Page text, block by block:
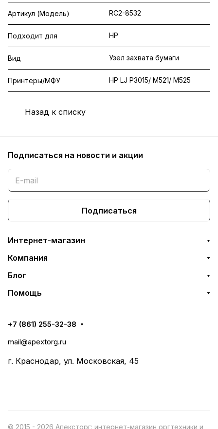
Артикул (Модель) RC2-8532
Подходит для HP
Вид Узел захвата бумаги
Принтеры/МФУ HP LJ P3015/ M521/ M525
Назад к списку
Подписаться на новости и акции
Подписаться
Интернет-магазин
Компания
Блог
Помощь
+7 (861) 255-32-38
mail@apextorg.ru
г. Краснодар, ул. Московская, 45
© 2015 - 2026 Апексторг: интернет-магазин оргтехники и